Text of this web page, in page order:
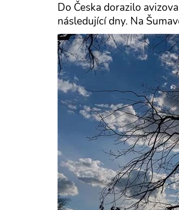
Do Česka dorazilo
následující dny. Na